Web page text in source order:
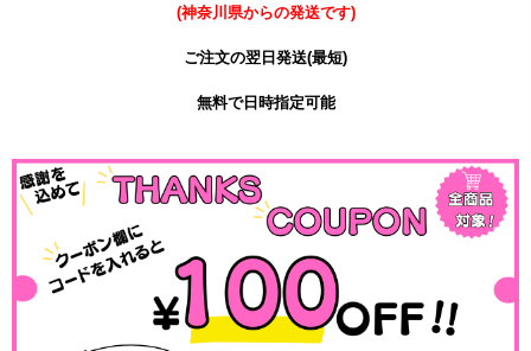
(神奈川県からの発送です)
ご注文の翌日発送(最短)
無料で日時指定可能